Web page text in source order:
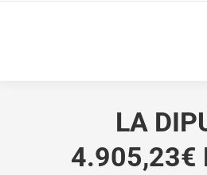
LA
4.905,23€